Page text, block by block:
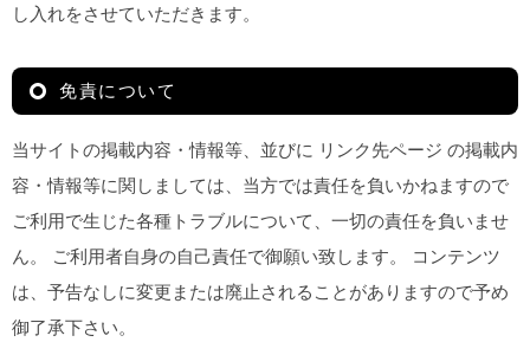
し入れをさせていただきます。
免責について
当サイトの掲載内容・情報等、並びに リンク先ページ の掲載内
容・情報等に関しましては、当方では責任を負いかねますので
ご利用で生じた各種トラブルについて、一切の責任を負いませ
ん。 ご利用者自身の自己責任で御願い致します。 コンテンツ
は、予告なしに変更または廃止されることがありますので予め
御了承下さい。